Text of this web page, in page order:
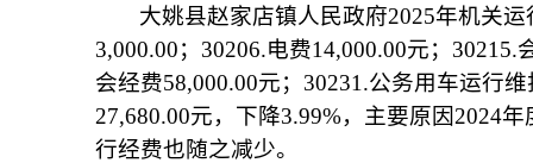
大姚县赵家店镇人民政府2025年机关运
3,000.00； 30206.电费14,000.00元；30215.
会经费58,000.00元；30231.公务用车运行维
27,680.00元， 下降3.99%，主要原因2024
行经费也随之减少。